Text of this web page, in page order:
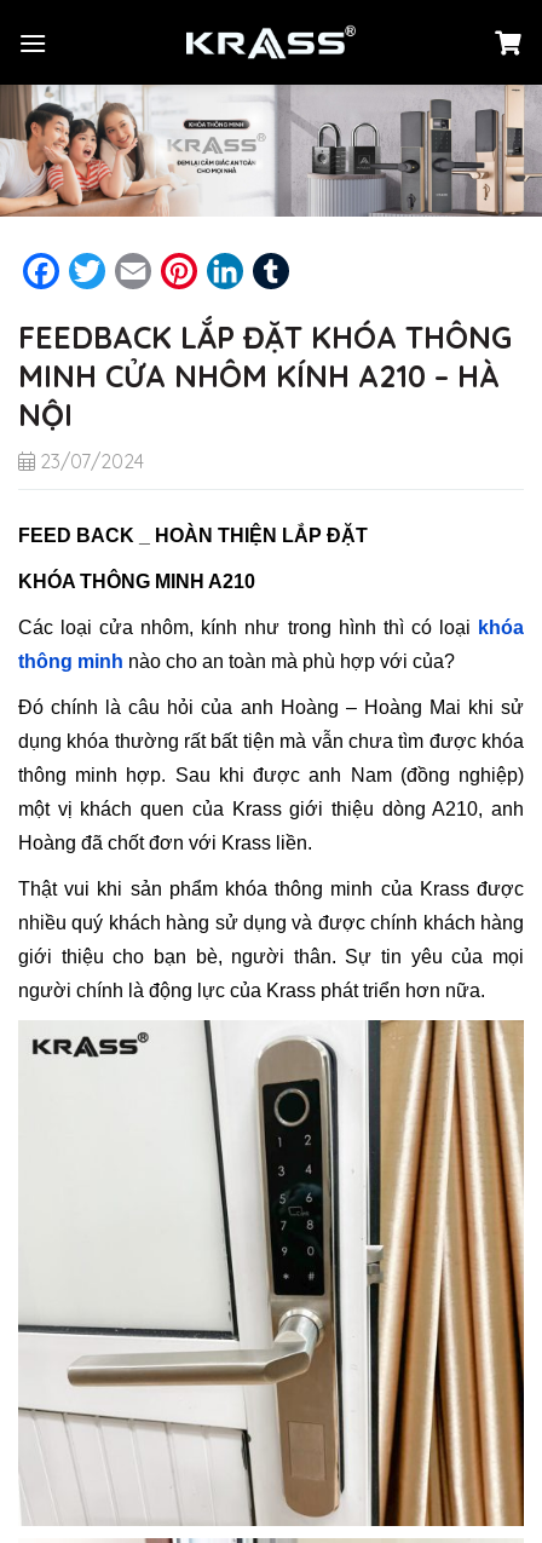
đến
dung
Facebook
TwitterEmail PinterestLinkedIn
FEEDBACK LẮP ĐẶT KHÓA THÔNG
MINH CỬA NHÔM KÍNH A210 – HÀ
NỘI
23/07/2024
FEED BACK _ HOÀN THIỆN LẮP ĐẶT
KHÓA THÔNG MINH A210
Các loại cửa nhôm, kính như trong hình thì có loại khóa
thông minh nào cho an toàn mà phù hợp với của?
Đó chính là câu hỏi của anh Hoàng – Hoàng Mai khi sử
dụng khóa thường rất bất tiện mà vẫn chưa tìm được khóa
thông minh hợp. Sau khi được anh Nam (đồng nghiệp)
một vị khách quen của Krass giới thiệu dòng A210, anh
Hoàng đã chốt đơn với Krass liền.
Thật vui khi sản phẩm khóa thông minh của Krass được
nhiều quý khách hàng sử dụng và được chính khách hàng
giới thiệu cho bạn bè, người thân. Sự tin yêu của mọi
người chính là động lực của Krass phát triển hơn nữa.